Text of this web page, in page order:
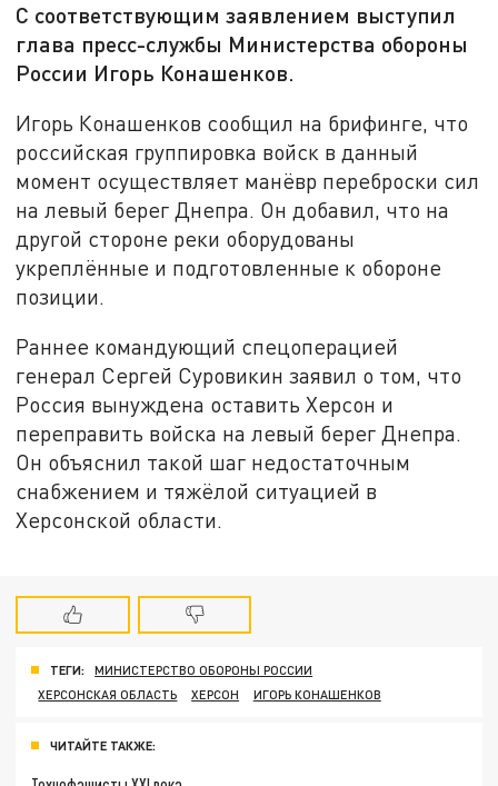
С соответствующим заявлением выступил
глава пресс-службы Министерства обороны
России Игорь Конашенков.
Игорь Конашенков сообщил на брифинге, что
российская группировка войск в данный
момент осуществляет манёвр переброски сил
на левый берег Днепра. Он добавил, что на
другой стороне реки оборудованы
укреплённые и подготовленные к обороне
позиции.
Раннее командующий спецоперацией
генерал Сергей Суровикин заявил о том, что
Россия вынуждена оставить Херсон и
переправить войска на левый берег Днепра.
Он объяснил такой шаг недостаточным
снабжением и тяжёлой ситуацией в
Херсонской области.
ТЕГИ:
МИНИСТЕРСТВО ОБОРОНЫ РОССИИ
ХЕРСОНСКАЯ ОБЛАСТЬ
ХЕРСОН ИГОРЬ КОНАШЕНКОВ
ЧИТАЙТЕ ТАКЖЕ: